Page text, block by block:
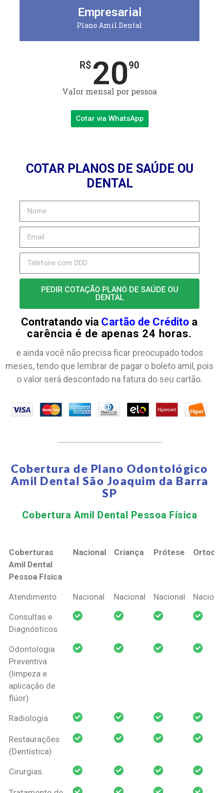
Empresarial
Plano Amil Dental
R$ 2090
Valor mensal por pessoa
Cotar via WhatsApp
COTAR PLANOS DE SAÚDE OU
DENTAL
PEDIR COTAÇÃO PLANO DE SAÚDE OU
DENTAL
Contratando via Cartão de Crédito a
carência é de apenas 24 horas.
e ainda você não precisa ficar preocupado todos
meses, tendo que lembrar de pagar o boleto amil, pois
o valor será descontado na fatura do seu cartão.
Cobertura de Plano Odontológico
Amil Dental São Joaquim da Barra
SP
Cobertura Amil Dental Pessoa Física​
Coberturas
Amil Dental
Pessoa Física
Nacional Criança Prótese
Coberturas
Pessoa Física
Nacional Criança Prótese
Atendimento Nacional Nacional Nacional
Consultas e
Diagnósticos
Odontologia
Preventiva
(limpeza e
aplicação de
flúor)
Radiologia
Restaurações
(Dentística)
Cirurgias